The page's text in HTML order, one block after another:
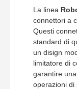
La linea
connettori a
Questi
standard di
un disign
limitatore di
garantire
operazioni di